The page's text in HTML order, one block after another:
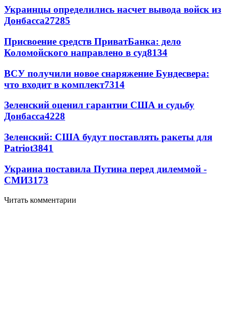
Украинцы определились насчет вывода войск из
Донбасса27285
Присвоение средств ПриватБанка: дело
Коломойского направлено в суд8134
ВСУ получили новое снаряжение Бундесвера:
что входит в комплект7314
Зеленский оценил гарантии США и судьбу
Донбасса4228
Зеленский: США будут поставлять ракеты для
Patriot3841
Украина поставила Путина перед дилеммой -
СМИ3173
Читать комментарии